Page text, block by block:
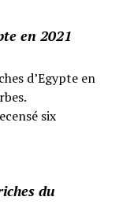
en 2021
d’Egypte en
six
du